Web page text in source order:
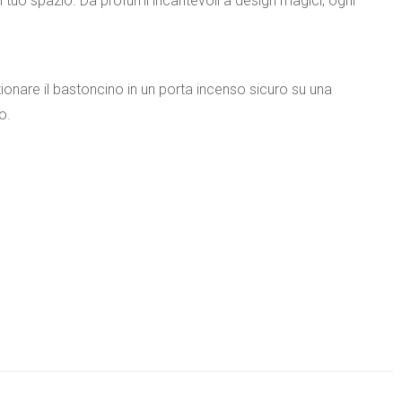
il bastoncino in un porta incenso sicuro su una